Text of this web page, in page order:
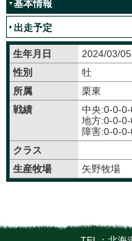
基本情報
出走予定
生年月日 2024/03/05
性別
牡
所属
栗東
戦績
中央:0-0-
地方:0-0-
障害:0-0-
クラス
生産牧場
矢野牧場